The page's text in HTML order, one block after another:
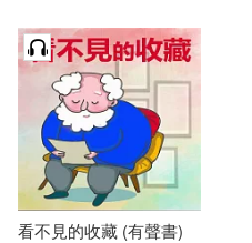
看不見的收藏 (有聲書)